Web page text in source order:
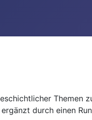
Themen
durch einen